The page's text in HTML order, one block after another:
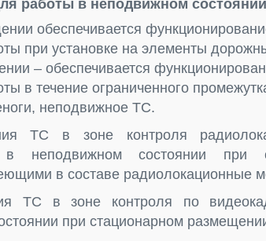
работы в неподвижном
обеспечивается
при установке на элементы
– обеспечивается
в течение ограниченного
неподвижное ТС.
ТС в зоне контроля
в неподвижном состоянии при
в составе радиолокационные
ТС в зоне контроля по
при стационарном